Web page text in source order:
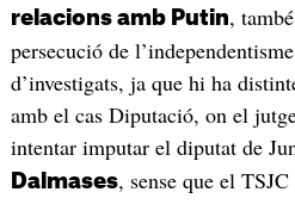
relacions amb Putin,
persecució de
d’investigats, ja que hi ha
amb el cas Diputació, on el
intentar imputar el diputat de
Dalmases, sense que el TSJC